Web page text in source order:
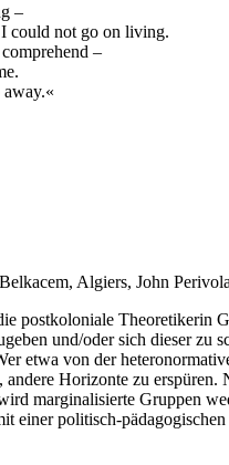
–
could not go on living.
–
Algiers, John
postkoloniale Theoretikerin
und/oder sich dieser zu
etwa von der
Horizonte zu
marginalisierte Gruppen
einer politisch-